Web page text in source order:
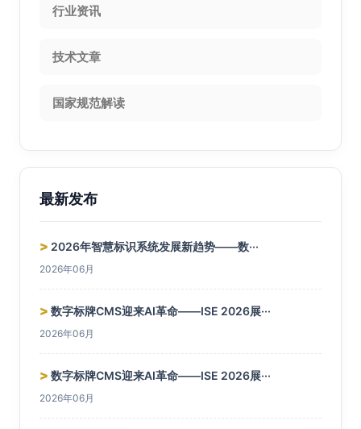
行业资讯
技术文章
国家规范解读
最新发布
> 2026年智慧标识系统发展新趋势——数···
2026年06月
> 数字标牌CMS迎来AI革命——ISE 2026展···
2026年06月
> 数字标牌CMS迎来AI革命——ISE 2026展···
2026年06月